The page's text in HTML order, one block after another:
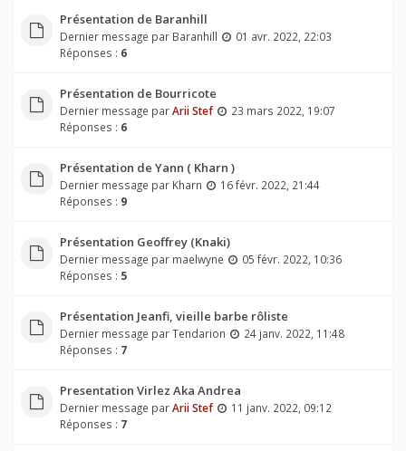
Présentation de Baranhill
Dernier message par Baranhill
01 avr. 2022, 22:03
Réponses : 6
Présentation de Bourricote
Dernier message parArii Stef
23 mars 2022, 19:07
Réponses : 6
Présentation de Yann ( Kharn )
Dernier message par Kharn
16 févr. 2022, 21:44
Réponses : 9
Présentation Geoffrey (Knaki)
Dernier message par maelwyne
05 févr. 2022, 10:36
Réponses : 5
Présentation Jeanfi, vieille barbe rôliste
Dernier message parTendarion
24 janv. 2022, 11:48
Réponses : 7
Presentation Virlez Aka Andrea
Dernier message parArii Stef
11 janv. 2022, 09:12
Réponses : 7